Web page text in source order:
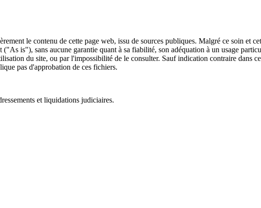
le contenu de cette page web, issu de sources publiques. Malgré ce soin et
is"), sans aucune garantie quant à sa fiabilité, son adéquation à un usage
du site, ou par l'impossibilité de le consulter. Sauf indication contraire dans
pas d'approbation de ces fichiers.
et liquidations judiciaires.